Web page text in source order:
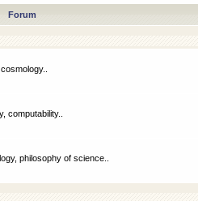
Forum
computability..
philosophy of science..